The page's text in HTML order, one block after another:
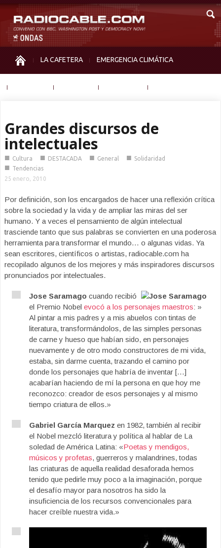
LA CAFETERA EMERGENCIA CLIMÁTICA
Grandes discursos de
intelectuales
■ Cultura ■ DESTACADA ■ General ■ Solidaridad
■ Tendencias
25 enero, 2010
Por definición, son los encargados de hacer una reflexión crítica
sobre la sociedad y la vida y de ampliar las miras del ser
humano. Y a veces el pensamiento de algún intelectual
trasciende tanto que sus palabras se convierten en una poderosa
herramienta para transformar el mundo… o algunas vidas. Ya
sean escritores, científicos o artistas, radiocable.com ha
recopilado algunos de los mejores y más inspiradores discursos
pronunciados por intelectuales.
Jose Saramago cuando recibió
el Premio Nobel evocó a los personajes maestros: »
Al pintar a mis padres y a mis abuelos con tintas de
literatura, transformándolos, de las simples personas
de carne y hueso que habían sido, en personajes
nuevamente y de otro modo constructores de mi vida,
estaba, sin darme cuenta, trazando el camino por
donde los personajes que habría de inventar […]
acabarían haciendo de mí la persona en que hoy me
reconozco: creador de esos personajes y al mismo
tiempo criatura de ellos.»
Gabriel García Marquez en 1982, también al recibir
el Nobel mezcló literatura y política al hablar de La
soledad de América Latina: «Poetas y mendigos,
músicos y profetas, guerreros y malandrines, todas
las criaturas de aquella realidad desaforada hemos
tenido que pedirle muy poco a la imaginación, porque
el desafío mayor para nosotros ha sido la
insuficiencia de los recursos convencionales para
hacer creíble nuestra vida.»